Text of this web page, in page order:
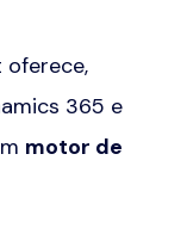
oferece,
365 e
motor de